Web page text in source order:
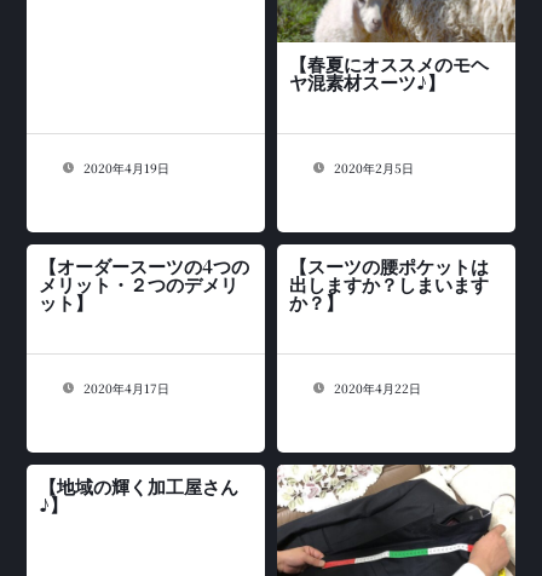
2020年4月19日
【春夏にオススメのモヘ
ヤ混素材スーツ♪】
2020年2月5日
【オーダースーツの4つの
メリット・２つのデメリ
ット】
2020年4月17日
【スーツの腰ポケットは
出しますか？しまいます
か？】
2020年4月22日
【地域の輝く加工屋さん
♪】